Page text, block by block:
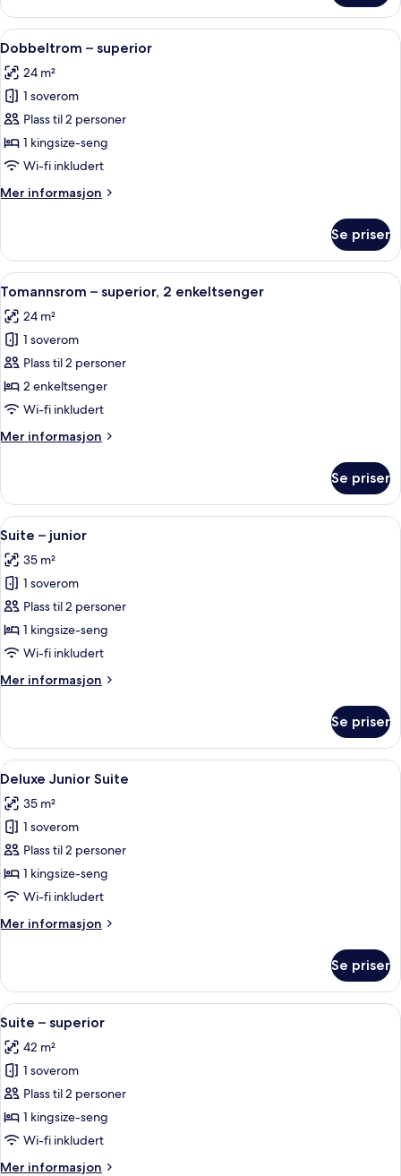
–
deluxe,
2
Åpne
alle
bildene
av
Dobbeltrom
–
superior
Sengetøy av topp kvalitet, minibar,
3
Dobbeltrom – superior
24 m²
1 soverom
Plass til 2 personer
1 kingsize-seng
Wi-fi inkludert
Mer informasjon
Mer
–
superior
Se priser
Åpne
alle
bildene
av
Tomannsrom
–
superior,
enkeltsenger
Sengetøy av topp kvalitet, minibar,
3
Tomannsrom – superior, 2 enkeltsenger
24 m²
1 soverom
Plass til 2 personer
2 enkeltsenger
Wi-fi inkludert
Mer informasjon
Mer
–
superior,
2
enkeltsenger
Se priser
Åpne
alle
bildene
av
Suite
–
junior
Suite – junior | Sengetøy av topp
5
Suite – junior
35 m²
1 soverom
Plass til 2 personer
1 kingsize-seng
Wi-fi inkludert
Mer informasjon
Mer
–
junior
Se priser
Åpne
alle
bildene
av
Deluxe
Junior
Suite
Deluxe Junior Suite | Sengetøy av
5
Deluxe Junior Suite
35 m²
1 soverom
Plass til 2 personer
1 kingsize-seng
Wi-fi inkludert
Mer informasjon
Mer
Junior
Suite
Se priser
Åpne
alle
bildene
av
Suite
–
superior
Suite – superior | Sengetøy av topp
4
Suite – superior
42 m²
1 soverom
Plass til 2 personer
1 kingsize-seng
Wi-fi inkludert
Mer informasjon
Mer